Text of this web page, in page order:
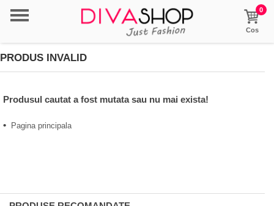
0
Cos
PRODUS INVALID
Produsul cautat a fost mutata sau nu mai exista!
• Pagina principala